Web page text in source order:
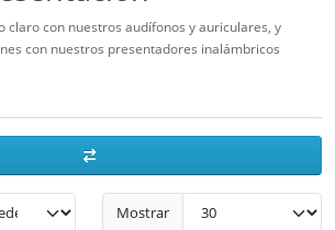
claro con nuestros audífonos y auriculares, y
con nuestros presentadores inalámbricos
Mostrar